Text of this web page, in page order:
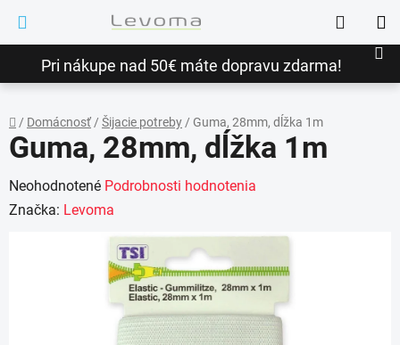
obsah
Pri nákupe nad 50€ máte dopravu zdarma!
Hľadať
Domov
/ Domácnosť/ Šijacie potreby/ Guma, 28mm, dĺžka 1m
Guma, 28mm, dĺžka 1m
Priemerné
hodnotenie
Neohodnotené Podrobnosti hodnotenia
Značka: Levoma